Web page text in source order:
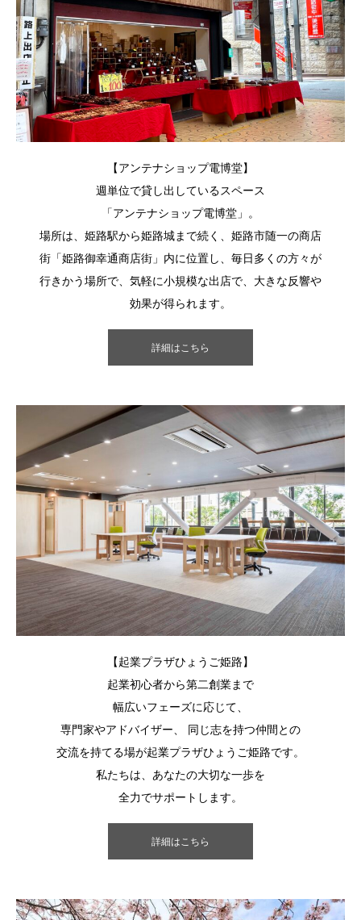
【アンテナショップ電博堂】
週単位で貸し出しているスペース
「アンテナショップ電博堂」。
場所は、姫路駅から姫路城まで続く、姫路市随一の商店
街「姫路御幸通商店街」内に位置し、毎日多くの方々が
行きかう場所で、気軽に小規模な出店で、大きな反響や
効果が得られます。
詳細はこちら
【起業プラザひょうご姫路】
起業初心者から第二創業まで
幅広いフェーズに応じて、
専門家やアドバイザー、 同じ志を持つ仲間との
交流を持てる場が起業プラザひょうご姫路です。
私たちは、あなたの大切な一歩を
全力でサポートします。
詳細はこちら